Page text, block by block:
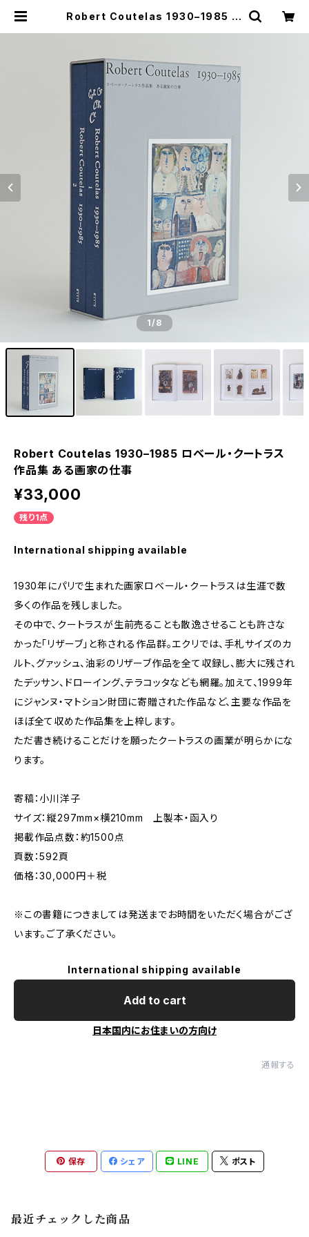
Robert Coutelas 1930–1985 ロ
1/8
Robert Coutelas 1930–1985 ロベール・クートラス
作品集 ある画家の仕事
¥33,000
残り1点
International shipping available
1930年にパリで生まれた画家ロベール・クートラスは生涯で数
多くの作品を残しました。
その中で、クートラスが生前売ることも散逸させることも許さな
かった「リザーブ」と称される作品群。エクリでは、手札サイズのカ
ルト、グァッシュ、油彩のリザーブ作品を全て収録し、膨大に残され
たデッサン、ドローイング、テラコッタなども網羅。加えて、1999年
にジャンヌ・マトション財団に寄贈された作品など、主要な作品を
ほぼ全て収めた作品集を上梓します。
ただ書き続けることだけを願ったクートラスの画業が明らかにな
ります。
寄稿：小川洋子
サイズ：縦297mm×横210mm 上製本・函入り
掲載作品点数：約1500点
頁数：592頁
価格：30,000円＋税
※この書籍につきましては発送までお時間をいただく場合がござ
います。ご了承ください。
International shipping available
Add to cart
日本国内にお住まいの方向け
通報する
保存 シェア LINE ポスト
最近チェックした商品